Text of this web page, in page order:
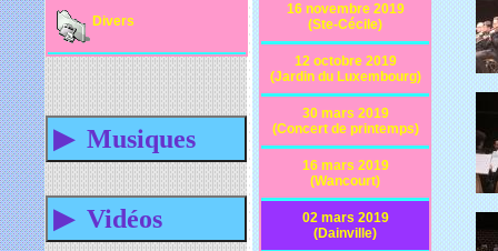
Divers
16 novembre 2019
(Ste-Cécile)
12 octobre 2019
(Jardin du Luxembourg)
30 mars 2019
(Concert de printemps)
16 mars 2019
(Wancourt)
02 mars 2019
(Dainville)